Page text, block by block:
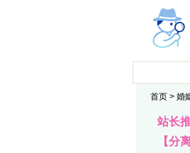
首页 > 婚
站长
【分